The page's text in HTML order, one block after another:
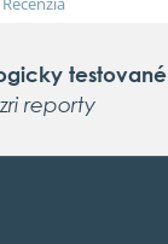
testované
reporty